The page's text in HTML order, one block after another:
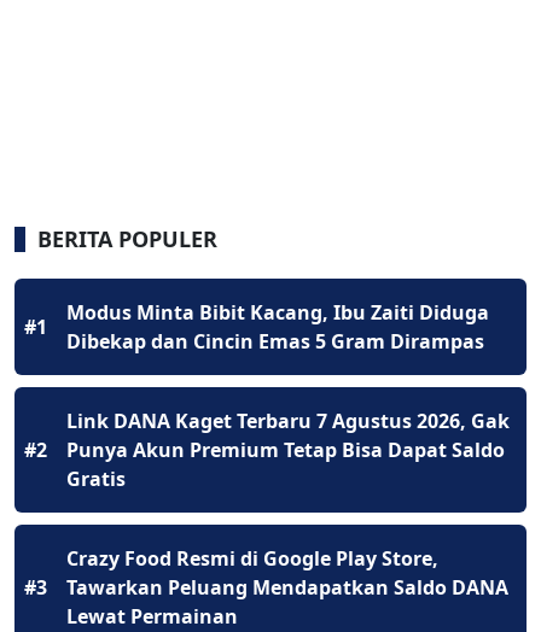
BERITA POPULER
#1
Modus Minta Bibit Kacang, Ibu Zaiti Diduga
Dibekap dan Cincin Emas 5 Gram Dirampas
#2
Link DANA Kaget Terbaru 7 Agustus 2026, Gak
Punya Akun Premium Tetap Bisa Dapat Saldo
Gratis
#3
Crazy Food Resmi di Google Play Store,
Tawarkan Peluang Mendapatkan Saldo DANA
Lewat Permainan